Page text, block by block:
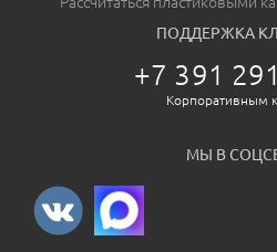
ПОДДЕРЖКА
+7 391
Корпоративным
МЫ В